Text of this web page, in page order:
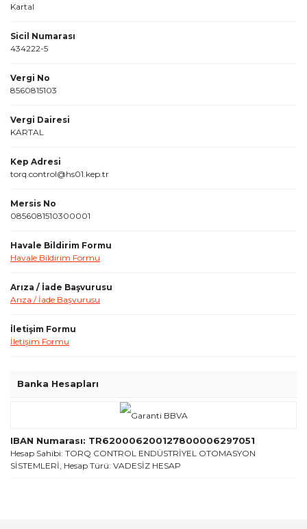
Kartal
Sicil Numarası
434222-5
Vergi No
8560815103
Vergi Dairesi
KARTAL
Kep Adresi
torq.control@hs01.kep.tr
Mersis No
0856081510300001
Havale Bildirim Formu
Havale Bildirim Formu
Arıza / İade Başvurusu
Arıza / İade Başvurusu
İletişim Formu
İletişim Formu
Banka Hesapları
IBAN Numarası: TR620006200127800006297051
Hesap Sahibi: TORQ CONTROL ENDÜSTRİYEL OTOMASYON
SİSTEMLERİ, Hesap Türü: VADESİZ HESAP